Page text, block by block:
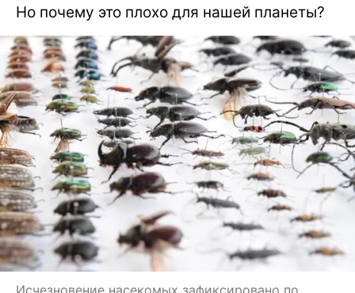
Но почему это плохо для нашей планеты?